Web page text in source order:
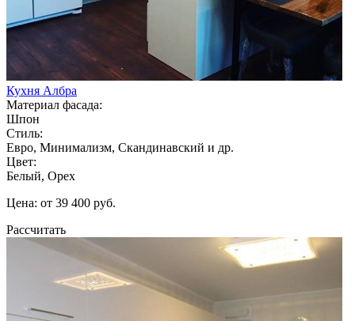
Кухня Албра
Материал фасада:
Шпон
Стиль:
Евро, Минимализм, Скандинавский и др.
Цвет:
Белый, Орех
Цена: от 39 400 руб.
Рассчитать